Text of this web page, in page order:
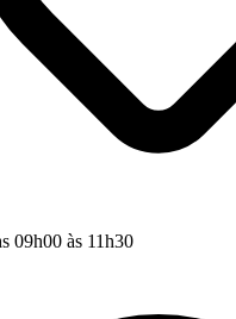
09h00 às 11h30